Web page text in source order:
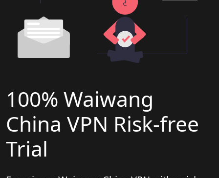
100% Waiwang
China VPN Risk-free
Trial